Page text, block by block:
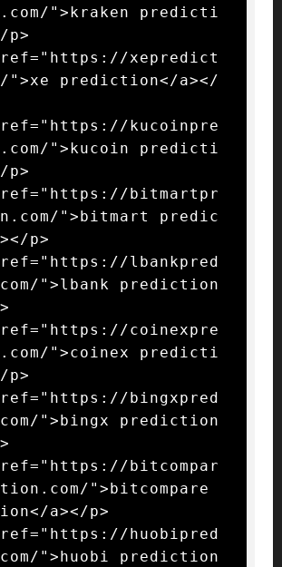
">kraken predicti
p>
xepredict
">xe prediction</a></
kucoinpre
">kucoin predicti
p>
bitmartpr
">bitmart predic
p>
lbankpred
">lbank prediction
coinexpre
">coinex predicti
p>
bingxpred
">bingx prediction
bitcompar
">bitcompare
a></p>
huobipred
">huobi prediction